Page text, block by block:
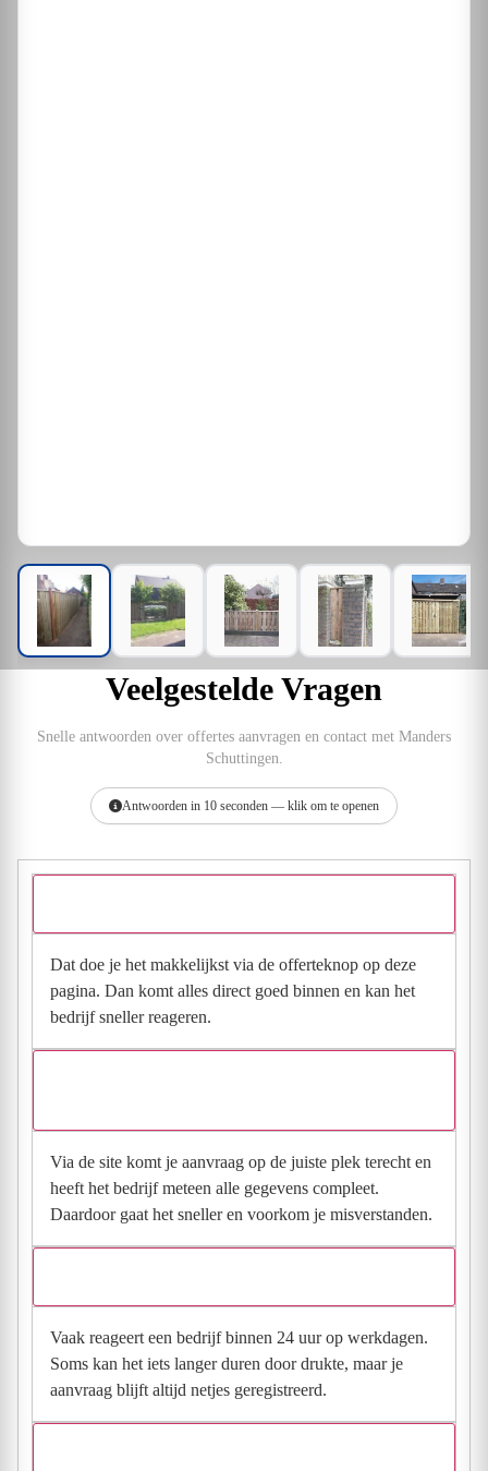
Veelgestelde Vragen
Snelle antwoorden over offertes aanvragen en contact met Manders
Schuttingen.
Antwoorden in 10 seconden — klik om te openen
Dat doe je het makkelijkst via de offerteknop op deze
pagina. Dan komt alles direct goed binnen en kan het
bedrijf sneller reageren.
Via de site komt je aanvraag op de juiste plek terecht en
heeft het bedrijf meteen alle gegevens compleet.
Daardoor gaat het sneller en voorkom je misverstanden.
Vaak reageert een bedrijf binnen 24 uur op werkdagen.
Soms kan het iets langer duren door drukte, maar je
aanvraag blijft altijd netjes geregistreerd.